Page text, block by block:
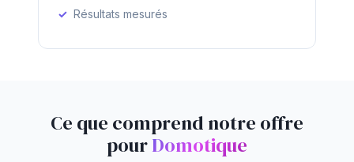
Résultats mesurés
Ce que comprend notre offre
pourDomotique